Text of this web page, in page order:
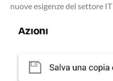
nuove esigenze del settore IT